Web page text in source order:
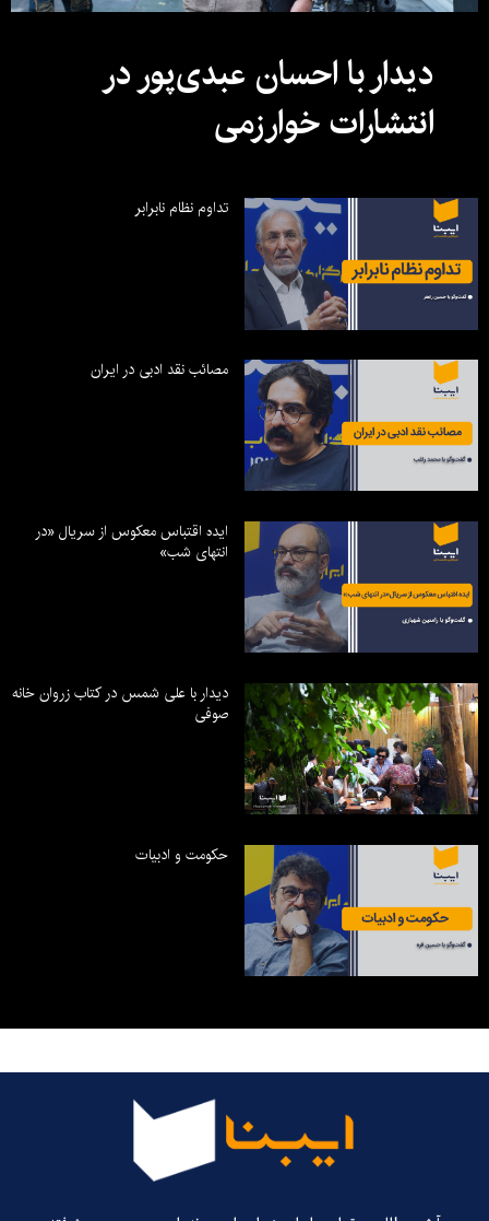
دیدار با احسان عبدی‌پور در
انتشارات خوارزمی
تداوم نظام نابرابر
مصائب نقد ادبی در ایران
ایده اقتباس معکوس از سریال «در
انتهای شب»
دیدار با علی شمس در کتاب زروان خانه
صوفی
حکومت و ادبیات